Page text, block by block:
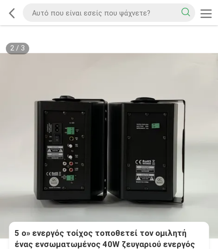
2/ 3
5 ο» ενεργός τοίχος τοποθετεί τον ομιλητή
ένας ενσωματωμένος 40W ζευγαριού ενεργός